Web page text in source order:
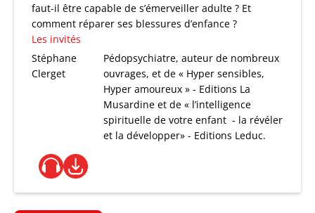
faut-il être capable de s’émerveiller adulte ? Et
comment réparer ses blessures d’enfance ?
Les invités
Stéphane
Clerget
Pédopsychiatre, auteur de nombreux
ouvrages, et de « Hyper sensibles,
Hyper amoureux » - Editions La
Musardine et de « l’intelligence
spirituelle de votre enfant - la révéler
et la développer» - Editions Leduc.